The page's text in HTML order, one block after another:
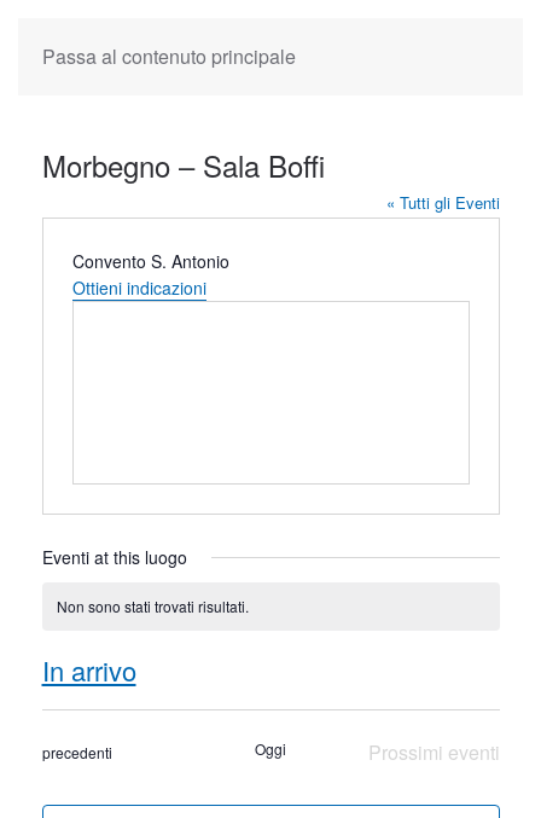
Passa al contenuto principale
Morbegno – Sala Boffi
« Tutti gli Eventi
Indirizzo
Convento S. Antonio
Ottieni indicazioni
Eventi at this luogo
Notice
Non sono stati trovati risultati.
In arrivo
Seleziona
data.
Eventi
precedenti Oggi Prossimi eventi